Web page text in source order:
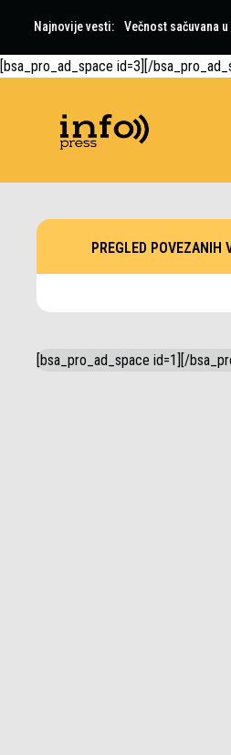
Najnovije vesti: Večnost sačuvana
[bsa_pro_ad_space id=3][/
PREGLED POVEZANIH
[bsa_pro_ad_space id=1][/